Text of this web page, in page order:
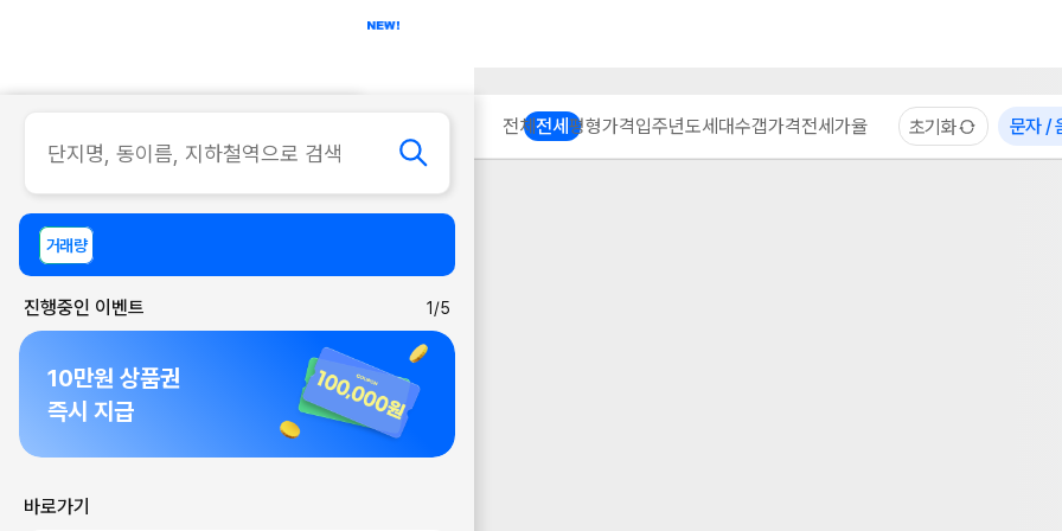
사무실
거래량
진행중인 이벤트 1/5
10만원 상품권
즉시 지급
바로가기
전체전세 평형가격입주년도세대수갭가격전세가율 초기화 문자 /